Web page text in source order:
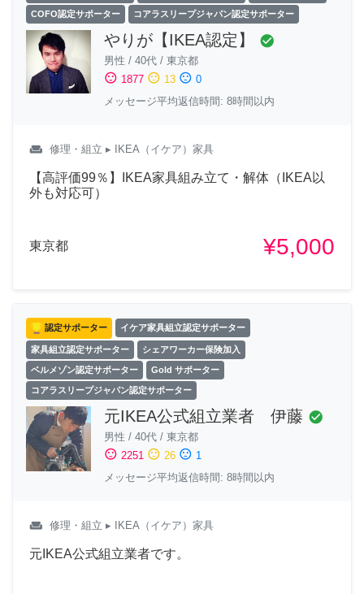
COFO認定サポーター コアラスリープジャパン認定サポーター
やりが【IKEA認定】 check_circle
男性 / 40代 / 東京都
sentiment_satisfied 1877 sentiment_neutral 13 sentiment_dissatisfied 0
メッセージ平均返信時間: 8時間以内
weekend 修理・組立 ▸ IKEA（イケア）家具
【高評価99％】IKEA家具組み立て・解体（IKEA以
外も対応可）
東京都 ¥5,000
認定サポーター イケア家具組立認定サポーター
家具組立認定サポーター シェアワーカー保険加入
ベルメゾン認定サポーター Gold サポーター
コアラスリープジャパン認定サポーター
元IKEA公式組立業者 伊藤 check_circle
男性 / 40代 / 東京都
sentiment_satisfied 2251 sentiment_neutral 26 sentiment_dissatisfied 1
メッセージ平均返信時間: 8時間以内
weekend 修理・組立 ▸ IKEA（イケア）家具
元IKEA公式組立業者です。